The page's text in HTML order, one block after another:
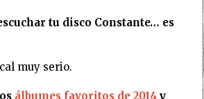
tu disco Constante… es
muy serio.
álbumes favoritos de 2014 y